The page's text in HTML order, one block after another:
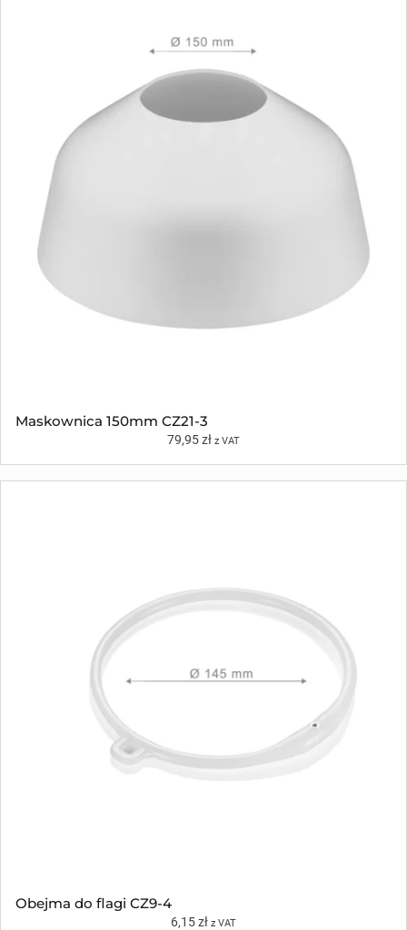
Maskownica 150mm CZ21-3
79,95zł z VAT
Obejma do flagi CZ9-4
6,15zł z VAT